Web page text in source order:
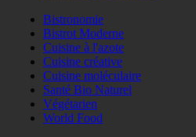
Bistronomie
Bistrot Moderne
Cuisine à l'azote
Cuisine créative
Cuisine moléculaire
Santé Bio Naturel
Végétarien
World Food